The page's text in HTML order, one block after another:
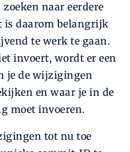
naar eerdere
is daarom belangrijk
te werk te gaan.
invoert, wordt er een
je de wijzigingen
en waar je in de
moet invoeren.
tot nu toe